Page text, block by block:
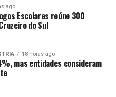
ago
Escolares reúne 300
do Sul
18 horas ago
mas entidades consideram